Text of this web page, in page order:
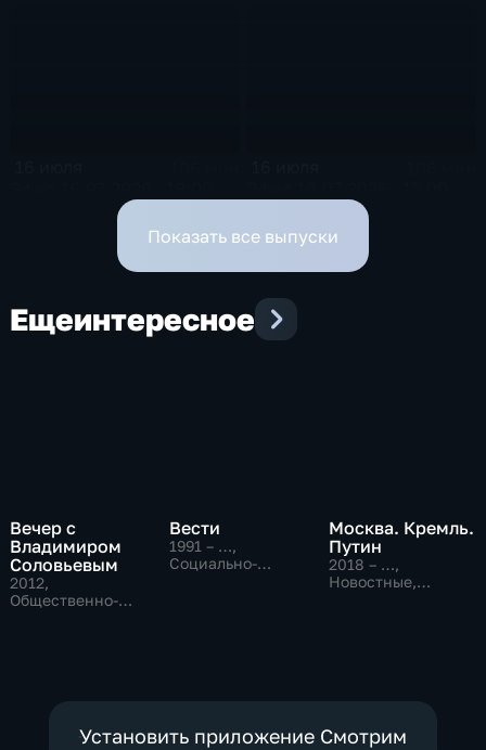
Показать все выпуски
Ещеинтересное
Вечер с
Владимиром
Соловьевым
2012,
Общественно-
Вести
1991 – …,
Социально-
Москва. Кремль.
Путин
2018 – …,
Новостные,
Установить приложение Смотрим